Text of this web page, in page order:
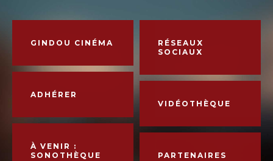
GINDOU CINÉMA
RÉSEAUX
SOCIAUX
ADHÉRER
VIDÉOTHÈQUE
À VENIR :
SONOTHÈQUE
PARTENAIRES